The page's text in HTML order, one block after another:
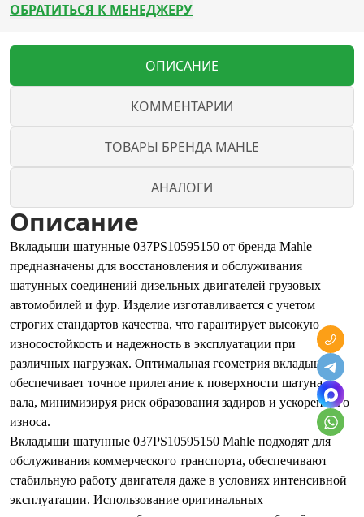
ОБРАТИТЬСЯ К МЕНЕДЖЕРУ
ОПИСАНИЕ
КОММЕНТАРИИ
ТОВАРЫ БРЕНДА MAHLE
АНАЛОГИ
Описание
Вкладыши шатунные 037PS10595150 от бренда Mahle
предназначены для восстановления и обслуживания
шатунных соединений дизельных двигателей грузовых
автомобилей и фур. Изделие изготавливается с учетом
строгих стандартов качества, что гарантирует высокую
износостойкость и надежность в эксплуатации при
различных нагрузках. Оптимальная геометрия вкладышей
обеспечивает точное прилегание к поверхности шатуна и
вала, минимизируя риск образования задиров и ускоренного
износа.
Вкладыши шатунные 037PS10595150 Mahle подходят для
обслуживания коммерческого транспорта, обеспечивают
стабильную работу двигателя даже в условиях интенсивной
эксплуатации. Использование оригинальных